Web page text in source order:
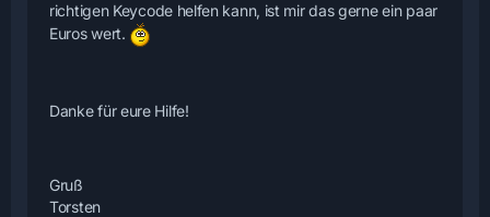
richtigen Keycode helfen kann, ist mir das gerne ein paar
Euros wert.
Danke für eure Hilfe!
Gruß
Torsten